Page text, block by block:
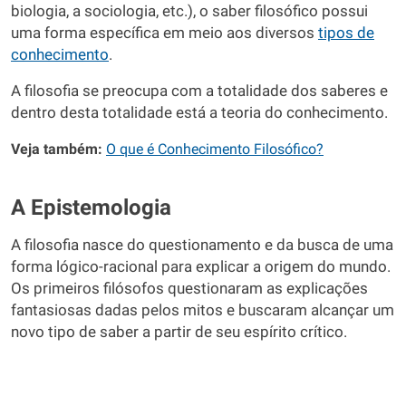
biologia, a sociologia, etc.), o saber filosófico possui
uma forma específica em meio aos diversos tipos de
conhecimento.
A filosofia se preocupa com a totalidade dos saberes e
dentro desta totalidade está a teoria do conhecimento.
Veja também: O que é Conhecimento Filosófico?
A Epistemologia
A filosofia nasce do questionamento e da busca de uma
forma lógico-racional para explicar a origem do mundo.
Os primeiros filósofos questionaram as explicações
fantasiosas dadas pelos mitos e buscaram alcançar um
novo tipo de saber a partir de seu espírito crítico.